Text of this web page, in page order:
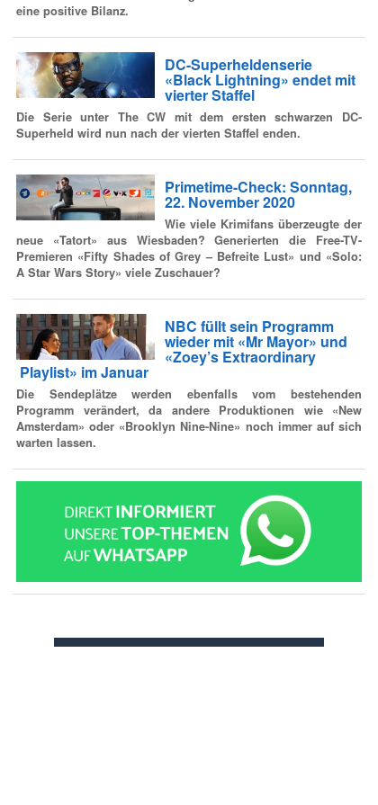
eine positive Bilanz.
DC-Superheldenserie
«Black Lightning» endet mit
vierter Staffel
Die Serie unter The CW mit dem ersten schwarzen DC-
Superheld wird nun nach der vierten Staffel enden.
Primetime-Check: Sonntag,
22. November 2020
Wie viele Krimifans überzeugte der
neue «Tatort» aus Wiesbaden? Generierten die Free-TV-
Premieren «Fifty Shades of Grey – Befreite Lust» und «Solo:
A Star Wars Story» viele Zuschauer?
NBC füllt sein Programm
wieder mit «Mr Mayor» und
«Zoey’s Extraordinary
Playlist» im Januar
Die Sendeplätze werden ebenfalls vom bestehenden
Programm verändert, da andere Produktionen wie «New
Amsterdam» oder «Brooklyn Nine-Nine» noch immer auf sich
warten lassen.